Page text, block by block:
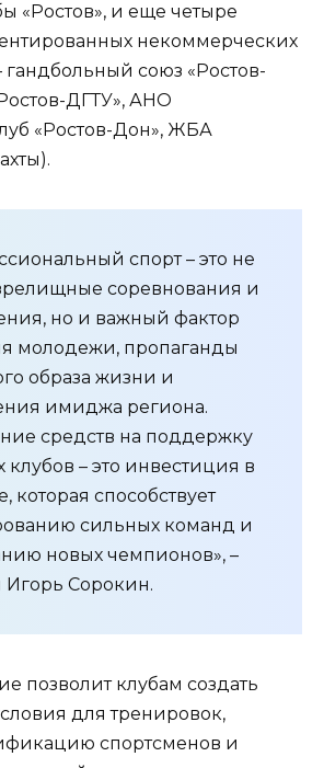
«Ростов», и еще четыре
некоммерческих
союз «Ростов-
ДГТУ», АНО
«Ростов-Дон», ЖБА
спорт – это не
соревнования и
но и важный фактор
молодежи, пропаганды
образа жизни и
имиджа региона.
средств на поддержку
клубов – это инвестиция в
которая способствует
сильных команд и
новых чемпионов», –
Игорь Сорокин.
позволит клубам создать
для тренировок,
спортсменов и